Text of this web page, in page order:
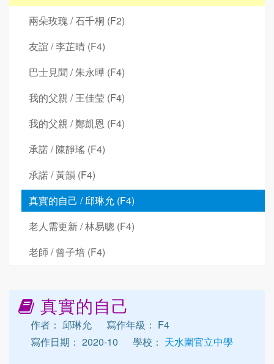
兩朵玫瑰 / 石千桐 (F2)
友誼 / 李芷晴 (F4)
巴士見聞 / 朱永曄 (F4)
我的父親 / 王佳莹 (F4)
我的父親 / 鄭凱恩 (F4)
承諾 / 陳靜瑤 (F4)
承諾 / 黃韻 (F4)
真實的自己 / 邱琳允 (F4)
老人需更新 / 林易聰 (F4)
老師 / 曾子培 (F4)
真實的自己
作者： 邱琳允
寫作年級： F4
寫作日期： 2020-10
學校： 天水圍官立中學